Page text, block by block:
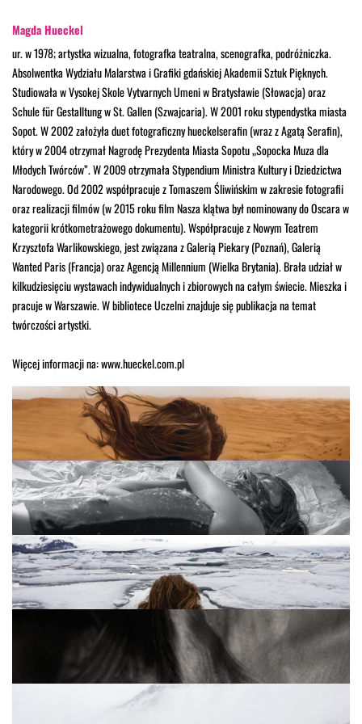
Magda Hueckel
ur. w 1978; artystka wizualna, fotografka teatralna, scenografka, podróżniczka.
Absolwentka Wydziału Malarstwa i Grafiki gdańskiej Akademii Sztuk Pięknych.
Studiowała w Vysokej Skole Vytvarnych Umeni w Bratysławie (Słowacja) oraz
Schule für Gestalltung w St. Gallen (Szwajcaria). W 2001 roku stypendystka miasta
Sopot. W 2002 założyła duet fotograficzny hueckelserafin (wraz z Agatą Serafin),
który w 2004 otrzymał Nagrodę Prezydenta Miasta Sopotu „Sopocka Muza dla
Młodych Twórców”. W 2009 otrzymała Stypendium Ministra Kultury i Dziedzictwa
Narodowego. Od 2002 współpracuje z Tomaszem Śliwińskim w zakresie fotografii
oraz realizacji filmów (w 2015 roku film Nasza klątwa był nominowany do Oscara w
kategorii krótkometrażowego dokumentu). Współpracuje z Nowym Teatrem
Krzysztofa Warlikowskiego, jest związana z Galerią Piekary (Poznań), Galerią
Wanted Paris (Francja) oraz Agencją Millennium (Wielka Brytania). Brała udział w
kilkudziesięciu wystawach indywidualnych i zbiorowych na całym świecie. Mieszka i
pracuje w Warszawie. W bibliotece Uczelni znajduje się publikacja na temat
twórczości artystki.
Więcej informacji na: www.hueckel.com.pl